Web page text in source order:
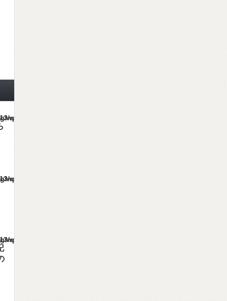
single.php
single.php
single.php